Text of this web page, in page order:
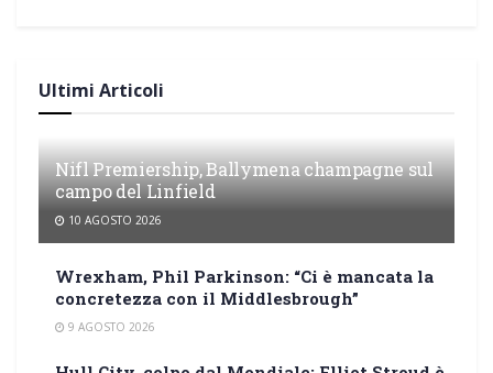
Ultimi Articoli
Nifl Premiership, Ballymena champagne sul
campo del Linfield
10 AGOSTO 2026
Wrexham, Phil Parkinson: “Ci è mancata la
concretezza con il Middlesbrough”
9 AGOSTO 2026